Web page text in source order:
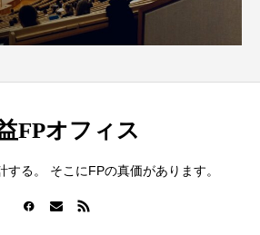
FPオフィス
する。 そこにFPの真価があります。